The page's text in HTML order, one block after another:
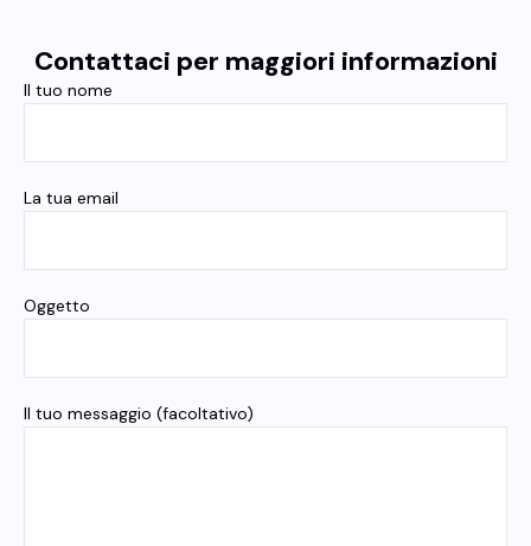
Contattaci per maggiori informazioni
Il tuo nome
La tua email
Oggetto
Il tuo messaggio (facoltativo)